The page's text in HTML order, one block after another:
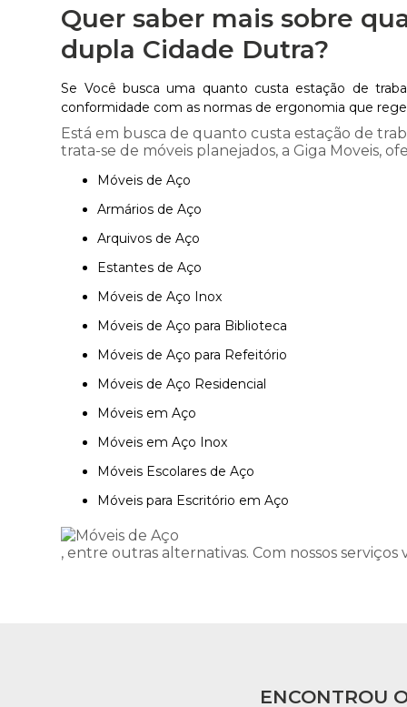
Quer saber mais sobre
dupla Cidade Dutra?
Se Você busca uma quanto custa estação de
conformidade com as normas de ergonomia que
Está em busca de quanto custa estação de
trata-se de móveis planejados, a Giga Moveis,
Móveis de Aço
Armários de Aço
Arquivos de Aço
Estantes de Aço
Móveis de Aço Inox
Móveis de Aço para Biblioteca
Móveis de Aço para Refeitório
Móveis de Aço Residencial
Móveis em Aço
Móveis em Aço Inox
Móveis Escolares de Aço
Móveis para Escritório em Aço
, entre outras alternativas. Com nossos
ENCONTROU